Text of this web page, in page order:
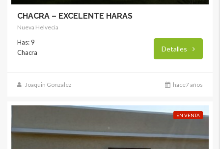
CHACRA – EXCELENTE HARAS
Nueva Helvecia
Has: 9
Chacra
Detalles
Joaquin Gonzalez hace7 años
EN VENTA